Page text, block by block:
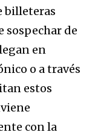
billeteras
sospechar de
en
o a través
estos
con la